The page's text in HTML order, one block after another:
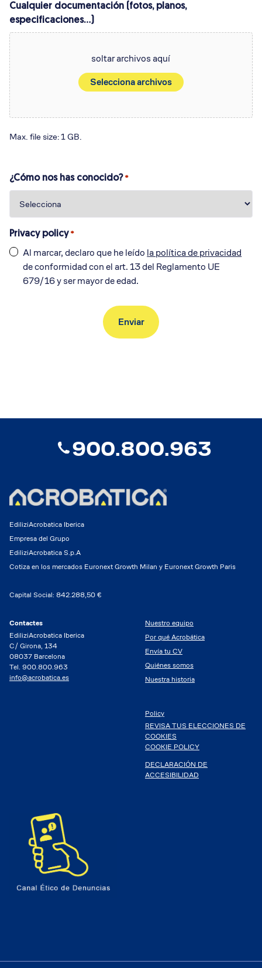
Cualquier documentación (fotos, planos,
especificaciones...)
soltar archivos aquí
Selecciona archivos
Max. file size: 1 GB.
¿Cómo nos has conocido? *
Privacy policy *
Al marcar, declaro que he leído la política de privacidad
de conformidad con el art. 13 del Reglamento UE
679/16 y ser mayor de edad.
900.800.963
EdiliziAcrobatica Iberica
Empresa del Grupo
EdiliziAcrobatica S.p.A
Cotiza en los mercados Euronext Growth Milan y Euronext Growth Paris
Capital Social: 842.288,50 €
Contactes
EdiliziAcrobatica Iberica
C/ Girona, 134
08037 Barcelona
Tel. 900.800.963
info@acrobatica.es
Nuestro equipo
Por qué Acrobática
Envía tu CV
Quiénes somos
Nuestra historia
Policy
REVISA TUS ELECCIONES DE
COOKIES
COOKIE POLICY
DECLARACIÓN DE
ACCESIBILIDAD